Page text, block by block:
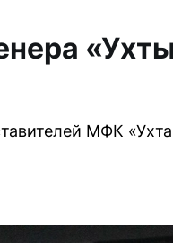
МФК